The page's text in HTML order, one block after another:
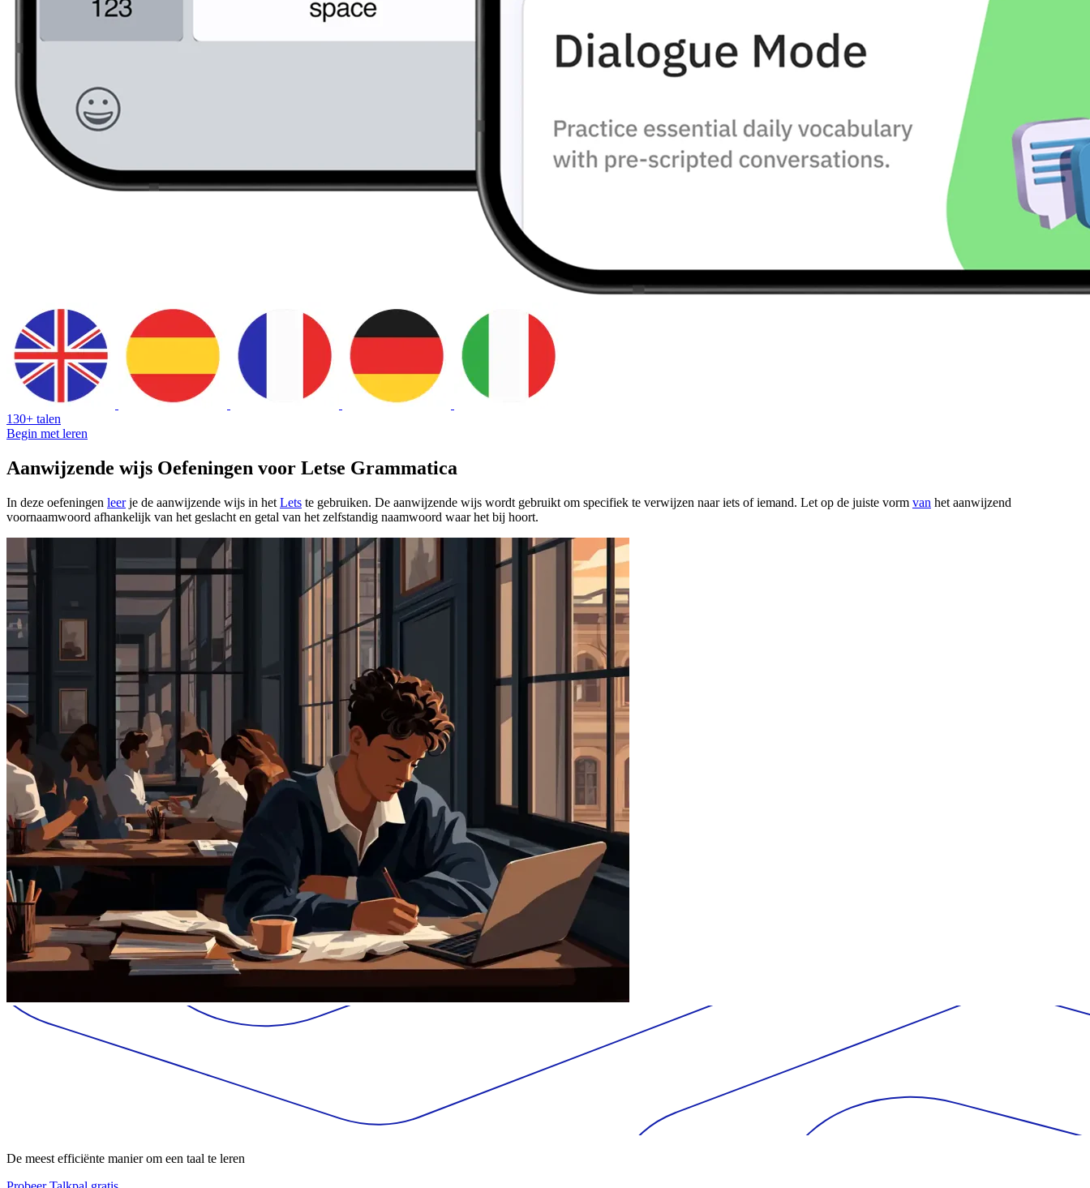
130+ talen
Begin met leren
Aanwijzende wijs Oefeningen voor Letse Grammatica
In deze oefeningen leerje de aanwijzende wijs in het Lets te gebruiken. De aanwijzende wijs wordt gebruikt om specifiek te verwijzen naar iets of iemand. Let op de juiste vorm van het aanwijzend
voornaamwoord afhankelijk van het geslacht en getal van het zelfstandig naamwoord waar het bij hoort.
De meest efficiënte manier om een taal te leren